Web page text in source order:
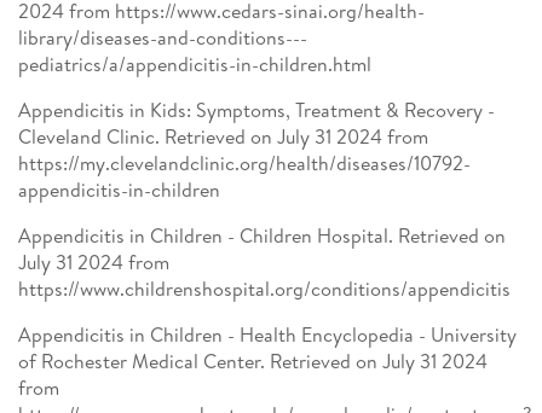
2024 from https://www.cedars-sinai.org/health-
library/diseases-and-conditions---
pediatrics/a/appendicitis-in-children.html
Appendicitis in Kids: Symptoms, Treatment & Recovery -
Cleveland Clinic. Retrieved on July 31 2024 from
https://my.clevelandclinic.org/health/diseases/10792-
appendicitis-in-children
Appendicitis in Children - Children Hospital. Retrieved on
July 31 2024 from
https://www.childrenshospital.org/conditions/appendicitis
Appendicitis in Children - Health Encyclopedia - University
of Rochester Medical Center. Retrieved on July 31 2024
from